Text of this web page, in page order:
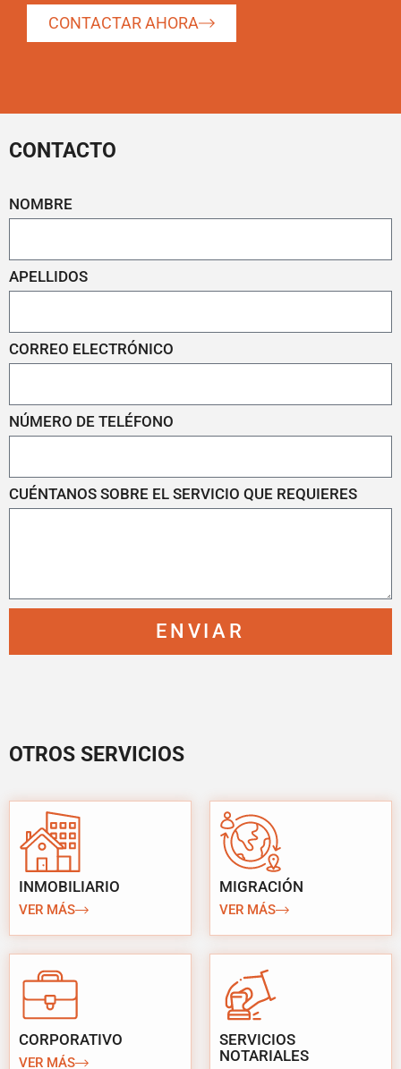
CONTACTAR AHORA
CONTACTO
NOMBRE
APELLIDOS
CORREO ELECTRÓNICO
NÚMERO DE TELÉFONO
CUÉNTANOS SOBRE EL SERVICIO QUE REQUIERES
ENVIAR
OTROS SERVICIOS
INMOBILIARIO
VER MÁS
MIGRACIÓN
VER MÁS
CORPORATIVO
VER MÁS
SERVICIOS
NOTARIALES